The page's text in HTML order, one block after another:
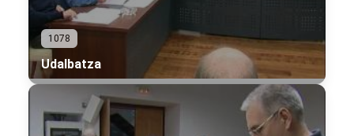
1078
Udalbatza